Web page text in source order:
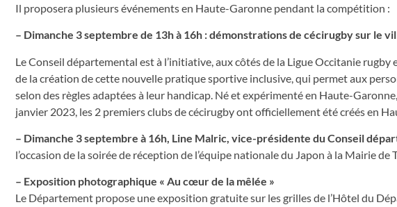
Il proposera plusieurs événements en Haute-Garonne pendant la compétition :
– Dimanche 3 septembre de 13h à 16h : démonstrations de cécirugby sur le
Le Conseil départemental est à l’initiative, aux côtés de la Ligue Occitanie
de la création de cette nouvelle pratique sportive inclusive, qui permet aux
selon des règles adaptées à leur handicap. Né et expérimenté en Haute-
janvier 2023, les 2 premiers clubs de cécirugby ont officiellement été créés en
– Dimanche 3 septembre à 16h, Line Malric, vice-présidente du Conseil
l’occasion de la soirée de réception de l’équipe nationale du Japon à la Mairie de
– Exposition photographique « Au cœur de la mêlée »
Le Département propose une exposition gratuite sur les grilles de l’Hôtel du